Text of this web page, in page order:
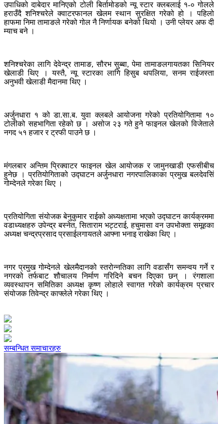
उपाधिको दाबेदार मानिएको टोली बिर्तामोडको न्यू स्टार क्लबलाई १-० गोलले
हराउँदै शनिश्चरेले क्वाटरफानल खेलम स्थान सुरक्षित गरेको हो । पहिलो
हाफमा निमा तामाङले गरेको गोल नै निर्णायक बनेको थियो । उनी प्लेयर अफ दी
म्याच बने ।
शनिश्चरेका लागि देवेन्द्र तामाङ, सौरभ सुब्बा, पेमा तामाङलगायतका सिनियर
खेलाडी थिए । यस्तै, न्यू स्टारका लागि हिसुब थपलिया, सनम राईजस्ता
अनुभवी खेलाडी मैदानमा थिए ।
अर्जुनधारा १ को डा.सा.ब. युवा क्लबले आयोजना गरेको प्रतियोगितामा १०
टोलीको सहभागिता रहेको छ । असोज २३ गते हुने फाइनल खेलको विजेताले
नगद ५१ हजार र ट्रफी पाउने छ ।
मंगलबार अन्तिम प्रिक्वाटर फाइनल खेल आयोजक र जामुनखाडी एफसीबीच
हुनेछ । प्रतियोगिताको उद्घाटन अर्जुनधारा नगरपालिकाका प्रमुख बलदेवसिं
गोम्देनले गरेका थिए ।
प्रतियोगिता संयोजक बेनुकुमार राईको अध्यक्षतामा भएको उद्घाटन कार्यक्रममा
वडाध्यक्षहरु उपेन्द्र बस्नेत, सिताराम भट्टराई, हचुमासा वन उपभोक्ता समूहका
अध्यक्ष चन्द्रप्रसाद प्रसाईलगायतले आफ्ना भनाइ राखेका थिए ।
नगर प्रमुख गोम्देनले खेलमैदानको स्तरोन्नतिका लागि वडासँग समन्वय गर्ने र
नगरको तर्फबाट शौचालय निर्माण गरिदिने बचन दिएका छन् । रंगशाला
व्यवस्थापन समितिका अध्यक्ष कृष्ण लोहाले स्वागत गरेको कार्यक्रम प्रचार
संयोजक तिवेन्द्र काफ्लेले गरेका थिए ।
सम्बन्धित समाचारहरु